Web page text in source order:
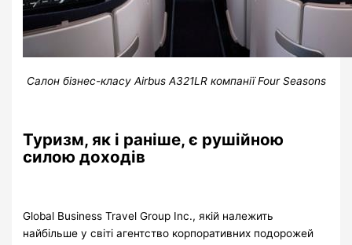
Салон бізнес-класу Airbus A321LR компанії Four Seasons
Туризм, як і раніше, є рушійною
силою доходів
Global Business Travel Group Inc., якій належить
найбільше у світі агентство корпоративних подорожей